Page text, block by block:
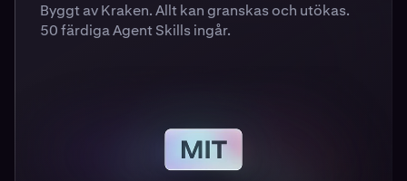
Byggt av Kraken. Allt kan granskas och utökas.
50 färdiga Agent Skills ingår.